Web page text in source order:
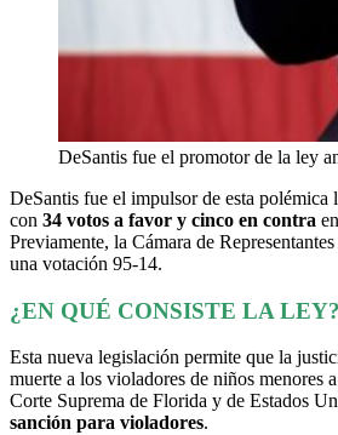
DeSantis fue el promotor de la ley
DeSantis fue el impulsor de esta polémica
con 34 votos a favor y cinco en contra
Previamente, la Cámara de
una votación 95-14.
¿EN QUÉ CONSISTE LA LEY?
Esta nueva legislación permite que la
muerte a los violadores de niños menores
Corte Suprema de Florida y de Estados
sanción para violadores.